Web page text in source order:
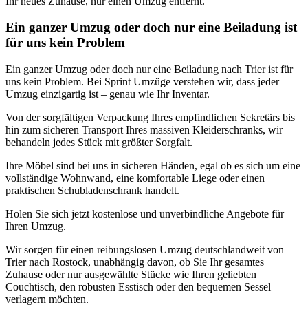
Ein ganzer Umzug oder doch nur eine Beiladung ist
für uns kein Problem
Ein ganzer Umzug oder doch nur eine Beiladung nach Trier ist für
uns kein Problem. Bei Sprint Umzüge verstehen wir, dass jeder
Umzug einzigartig ist – genau wie Ihr Inventar.
Von der sorgfältigen Verpackung Ihres empfindlichen Sekretärs bis
hin zum sicheren Transport Ihres massiven Kleiderschranks, wir
behandeln jedes Stück mit größter Sorgfalt.
Ihre Möbel sind bei uns in sicheren Händen, egal ob es sich um eine
vollständige Wohnwand, eine komfortable Liege oder einen
praktischen Schubladenschrank handelt.
Holen Sie sich jetzt kostenlose und unverbindliche Angebote für
Ihren Umzug.
Wir sorgen für einen reibungslosen Umzug deutschlandweit von
Trier nach Rostock, unabhängig davon, ob Sie Ihr gesamtes
Zuhause oder nur ausgewählte Stücke wie Ihren geliebten
Couchtisch, den robusten Esstisch oder den bequemen Sessel
verlagern möchten.